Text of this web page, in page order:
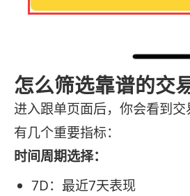
怎么筛选靠谱的交
进入跟单页面后，你会看到
有几个重要指标：
时间周期选择：
7D：最近7天表现